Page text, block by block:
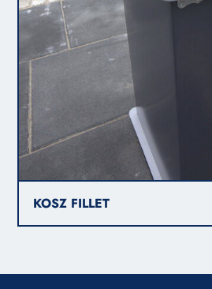
KOSZ FILLET